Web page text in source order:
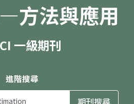
方法與應用
一級期刊
進階搜尋